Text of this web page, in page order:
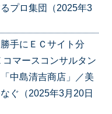
プロ集団（2025年3
手にＥＣサイト分
マースコンサルタン
中島清吉商店」／美
ぐ（2025年3月20日